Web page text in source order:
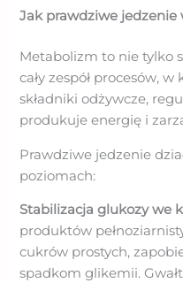
Jak prawdziwe jedzenie
Metabolizm to nie tylko
cały zespół procesów,
składniki odżywcze,
produkuje energię i
Prawdziwe jedzenie
poziomach:
Stabilizacja glukozy we
produktów
cukrów prostych,
spadkom glikemii.